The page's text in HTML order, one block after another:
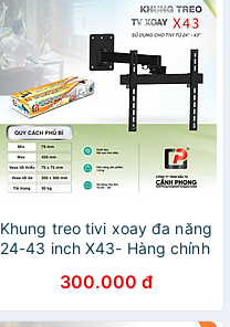
Khung treo tivi xoay đa năng
24-43 inch X43- Hàng chính
300.000 đ